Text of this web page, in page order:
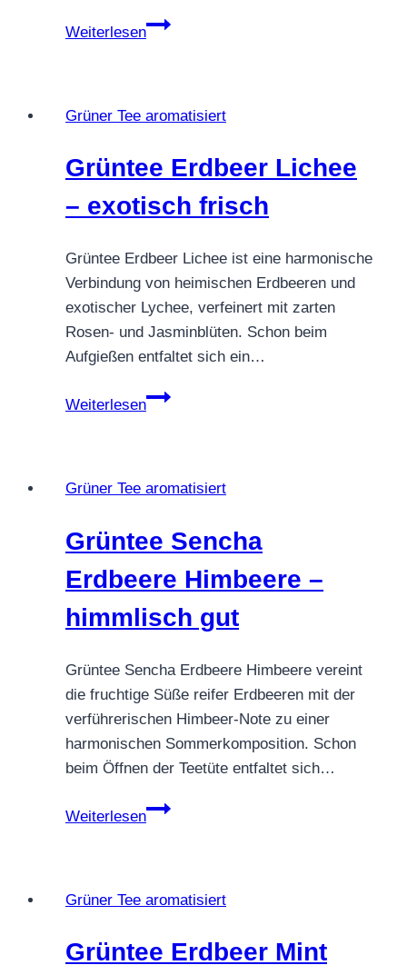
Weiterlesen
Grüntee
Grüner Tee aromatisiert
Grüntee Erdbeer Lichee
– exotisch frisch
Grüntee Erdbeer Lichee ist eine harmonische
Verbindung von heimischen Erdbeeren und
exotischer Lychee, verfeinert mit zarten
Rosen- und Jasminblüten. Schon beim
Aufgießen entfaltet sich ein…
Weiterlesen
Grüntee
exotisch
Grüner Tee aromatisiert
Grüntee Sencha
Erdbeere Himbeere –
himmlisch gut
Grüntee Sencha Erdbeere Himbeere vereint
die fruchtige Süße reifer Erdbeeren mit der
verführerischen Himbeer-Note zu einer
harmonischen Sommerkomposition. Schon
beim Öffnen der Teetüte entfaltet sich…
Weiterlesen
Grüntee
–
gut
Grüner Tee aromatisiert
Grüntee Erdbeer Mint